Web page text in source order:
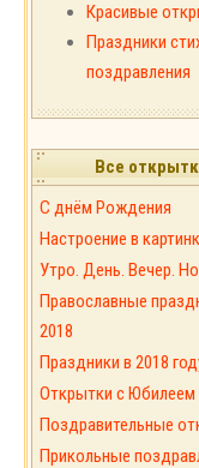
Красивые
Праздники
поздравления
Все
С днём Рождения
Настроение в
Утро. День. Вечер.
Православные
2018
Праздники в 2018
Открытки с Юбилеем
Поздравительные
Прикольные